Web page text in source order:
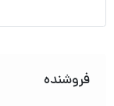
فروشنده